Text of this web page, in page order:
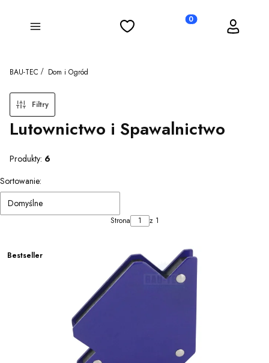
Menu Ulubione Produkty w koszyku:
Koszyk Zaloguj się
BAU-TEC Dom i Ogród
Filtry
Lutownictwo i Spawalnictwo
Produkty: 6
Lista produktów
Sortowanie:
Domyślne
Strona z 1
Bestseller